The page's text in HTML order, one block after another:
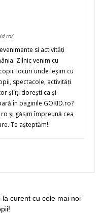
si activităţi
Zilnic venim cu
locuri unde ieşim cu
spectacole, activităţi
şi îţi doreşti ca şi
în paginile GOKID.ro?
şi găsim împreună cea
Te aşteptăm!
la curent cu cele mai noi